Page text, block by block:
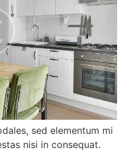
sed elementum mi
nisi in consequat.